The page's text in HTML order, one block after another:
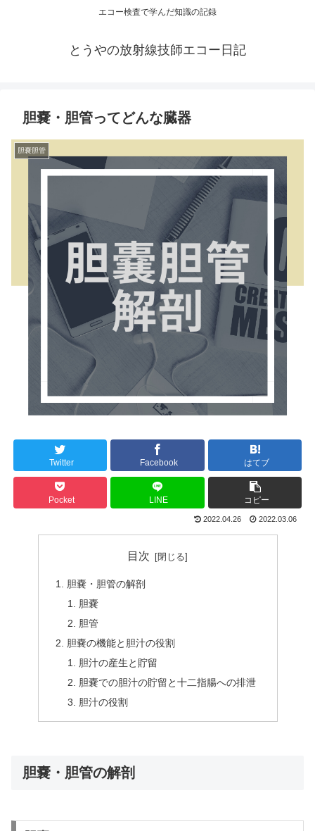
エコー検査で学んだ知識の記録
とうやの放射線技師エコー日記
胆嚢・胆管ってどんな臓器
胆嚢胆管
Twitter Facebook はてブ
Pocket LINE コピー
2022.04.26 2022.03.06
目次
胆嚢・胆管の解剖
胆嚢
胆管
胆嚢の機能と胆汁の役割
胆汁の産生と貯留
胆嚢での胆汁の貯留と十二指腸への排泄
胆汁の役割
胆嚢・胆管の解剖